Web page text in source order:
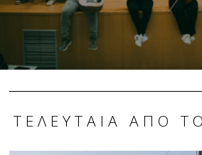
ΤΕΛΕΥΤΑΊΑ ΑΠΌ